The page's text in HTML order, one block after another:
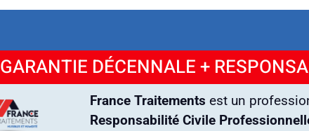
GARANTIE DÉCENNALE +
France Traitements est un
Responsabilité Civile